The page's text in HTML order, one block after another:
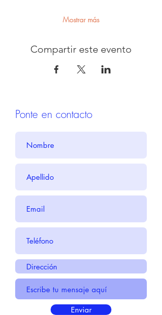
Mostrar más
Compartir este evento
Ponte en contacto
Enviar